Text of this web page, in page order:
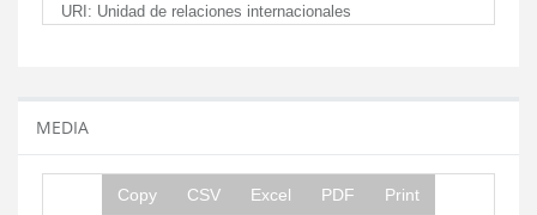
URI: Unidad de relaciones internacionales
MEDIA
Copy CSV Excel PDF Print